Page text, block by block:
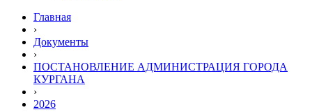
Главная
›
Документы
›
ПОСТАНОВЛЕНИЕ АДМИНИСТРАЦИЯ ГОРОДА
КУРГАНА
›
2026